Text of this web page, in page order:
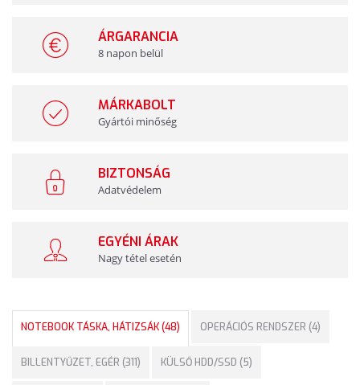
ÁRGARANCIA
8 napon belül
MÁRKABOLT
Gyártói minőség
BIZTONSÁG
Adatvédelem
EGYÉNI ÁRAK
Nagy tétel esetén
NOTEBOOK TÁSKA, HÁTIZSÁK (48) OPERÁCIÓS RENDSZER (4)
BILLENTYŰZET, EGÉR (311) KÜLSŐ HDD/SSD (5)